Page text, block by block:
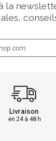
la
Livraison
en 24 à 48 h